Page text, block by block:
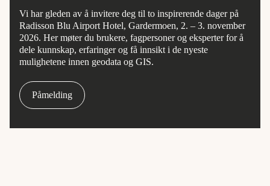
Vi har gleden av å invitere deg til to inspirerende dager på
Radisson Blu Airport Hotel, Gardermoen, 2. – 3. november
2026. Her møter du brukere, fagpersoner og eksperter for å
dele kunnskap, erfaringer og få innsikt i de nyeste
mulighetene innen geodata og GIS.
Påmelding